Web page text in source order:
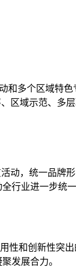
多个区域特
区域示范、多层
，统一品牌
业进一步统
和创新性突
发展合力。